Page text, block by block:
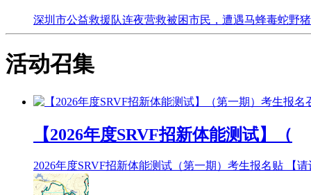
深圳市公益救援队连夜营救被困市民，遭遇马蜂毒蛇野
[/backcolor]2025-09-08 13:38发布于广东深圳特区报官方
活动召集
【2026年度SRVF招新体能测试】（
2026年度SRVF招新体能测试（第一期）考生报名贴 【